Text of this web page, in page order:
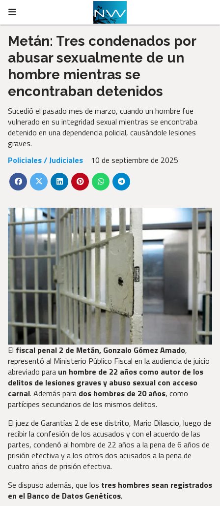
Metán: Tres condenados por
abusar sexualmente de un
hombre mientras se
encontraban detenidos
Sucedió el pasado mes de marzo, cuando un hombre fue
vulnerado en su integridad sexual mientras se encontraba
detenido en una dependencia policial, causándole lesiones
graves.
Policiales / Judiciales
10 de septiembre de 2025
El fiscal penal 2 de Metán, Gonzalo Gómez Amado,
representó al Ministerio Público Fiscal en la audiencia de juicio
abreviado para un hombre de 22 años como autor de los
delitos de lesiones graves y abuso sexual con acceso
carnal. Además para dos hombres de 20 años, como
partícipes secundarios de los mismos delitos.
El juez de Garantías 2 de ese distrito, Mario Dilascio, luego de
recibir la confesión de los acusados y con el acuerdo de las
partes, condenó al hombre de 22 años a la pena de 6 años de
prisión efectiva y a los otros dos acusados a la pena de
cuatro años de prisión efectiva.
Se dispuso además, que los tres hombres sean registrados
en el Banco de Datos Genéticos.